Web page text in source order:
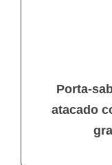
Porta-
atacado